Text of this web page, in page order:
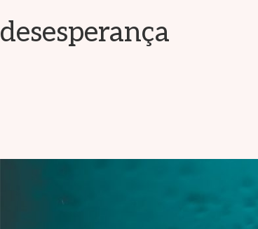
desesperança